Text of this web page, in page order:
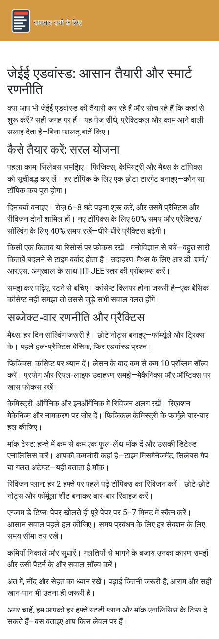
जेईई एडवांस्ड: आसान तैयारी और स्मार्ट
रणनीति
क्या आप भी जेईई एडवांस्ड की तैयारी कर रहे हैं और सोच रहे हैं कि कहां से
शुरू करें? सही जगह पर हैं। यह पेज सीधे, प्रैक्टिकल और काम आने वाली
सलाह देता है—बिना फालतू बातें किए।
कैसे तैयार करें: सरल योजना
पहला काम: सिलेबस समझिए। फिजिक्स, केमिस्ट्री और मैथ्स के टॉपिक्स
को सूचीबद्ध कर लें। हर टॉपिक के लिए एक छोटा टारगेट बनाइए—कौन सा
टॉपिक कब पूरा होगा।
दिनचर्या बनाइए। रोज़ 6–8 घंटे पढ़ना शुरू करें, और उसमें प्रैक्टिस और
रीविजन दोनों शामिल हों। नए टॉपिक्स के लिए 60% समय और प्रैक्टिस/
सॉल्विंग के लिए 40% समय रखें—धीरे-धीरे प्रैक्टिस बढ़ेगी।
किसी एक किताब या रिसोर्स पर फोकस रखें। मनोविज्ञान से बचें—बहुत सारी
किताबें बदलने से टाइम बर्बाद होता है। उदाहरण: मैथ्स के लिए आर.डी. शर्मा/
आर.एस. अग्रवाल के साथ IIT-JEE स्तर की प्रॉब्लम्स करें।
समझ कर पढ़िए, रटने से बचिए। कांसेप्ट क्लियर होना जरूरी है—एक बेसिक
कांसेप्ट नहीं समझा तो उससे जुड़े सभी सवाल गलत होंगे।
सब्जेक्ट-वार रणनीति और प्रैक्टिस
मैथ्स: हर दिन सॉल्विंग जरूरी है। छोटे नोट्स बनाइए—फॉर्म्यूले और ट्रिक्स
के। पहले हल-प्रैक्टिस बेसिक, फिर एडवांस्ड प्रश्न।
फिजिक्स: कांसेप्ट पर ध्यान दें। लेसन के बाद कम से कम 10 प्रॉब्लम सॉल्व
करें। प्रयोग और रियल-लाइफ उदाहरण समझें—मेकैनिक्स और ऑप्टिक्स पर
खास फोकस रखें।
केमिस्ट्री: ऑर्गेनिक और इनऑर्गेनिक में रिविजन अलग रखें। रिएक्शन
मेकेनिज्म और नामकरण पर जोर दें। फिजिकल केमिस्ट्री के फार्मूले बार-बार
हल कीजिए।
मॉक टेस्ट: हफ्ते में कम से कम एक फुल-लेंथ मॉक दें और उसकी डिटेल्ड
एनालिसिस करें। आपकी कमजोरी कहां है—टाइम मिसमैनेजमेंट, सिलेबस गैप
या गलत अटेम्प्ट—यही बताता है मॉक।
रिविजन प्लान: हर 2 हफ्ते पर पहले पढ़े टॉपिक्स का रिविजन करें। छोटे-छोटे
नोट्स और फॉर्मूला शीट बनाकर बार-बार रिवाइज करें।
एग्जाम डे टिप्स: पेपर खोलते ही पूरे पेपर पर 5–7 मिनट में स्कैन करें।
आसान सवाल पहले हल कीजिए। समय प्रबंधन के लिए हर सेक्शन के लिए
समय सीमा तय रखें।
कमियाँ निकालें और सुधारें। गलतियों से भागने के बजाय उनका कारण समझें
और उसी पैटर्न के और सवाल सॉल्व करें।
अंत में, नींद और सेहत का ध्यान रखें। पढ़ाई जितनी जरूरी है, आराम और सही
खान-पान भी उतना ही जरूरी है।
अगर चाहें, हम आपको हर हफ्ते स्टडी प्लान और मॉक एनालिसिस के टिप्स दे
सकते हैं—बस बताइए आप किस लेवल पर हैं।